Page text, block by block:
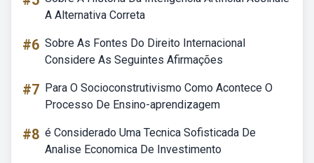
A Alternativa Correta
#6 Sobre As Fontes Do Direito Internacional
Considere As Seguintes Afirmações
#7 Para O Socioconstrutivismo Como Acontece O
Processo De Ensino-aprendizagem
#8 é Considerado Uma Tecnica Sofisticada De
Analise Economica De Investimento